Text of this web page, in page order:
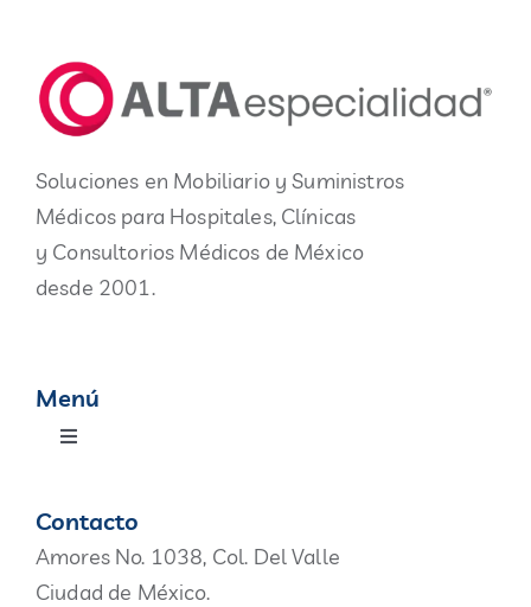
Soluciones en Mobiliario y Suministros
Médicos para Hospitales, Clínicas
y Consultorios Médicos de México
desde 2001.
Menú
Toggle
Contacto
Amores No. 1038, Col. Del Valle
Ciudad de México.